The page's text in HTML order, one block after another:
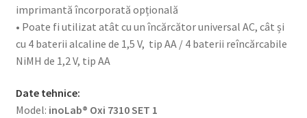
imprimantă încorporată opțională
• Poate fi utilizat atât cu un încărcător universal AC, cât și
cu 4 baterii alcaline de 1,5 V, tip AA / 4 baterii reîncărcabile
NiMH de 1,2 V, tip AA
Date tehnice:
Model: inoLab® Oxi 7310 SET 1